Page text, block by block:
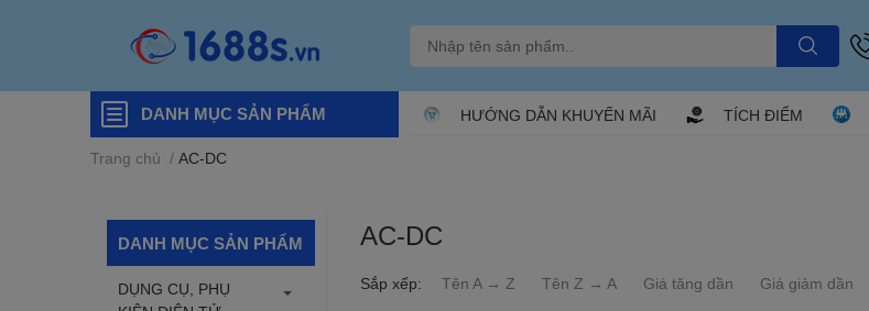
DANH MỤC SẢN PHẨM HƯỚNG DẪN KHUYẾN MÃI TÍCH ĐIỂM
Trang chủ / AC-DC
DANH MỤC SẢN PHẨM
DỤNG CỤ, PHỤ
AC-DC
Sắp xếp: Tên A → Z Tên Z → A Giá tăng dần Giá giảm dần